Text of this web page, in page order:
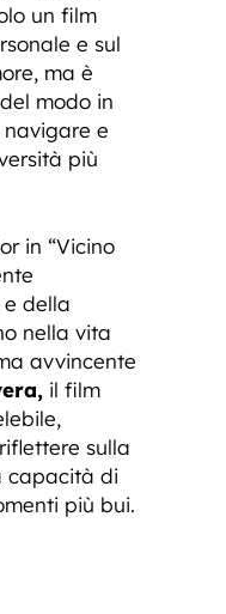
un film
e sul
ma è
modo in
navigare e
più
in “Vicino
della
nella vita
avvincente
il film
sulla
capacità di
più bui.